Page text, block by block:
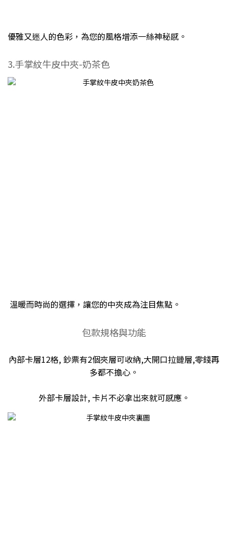
優雅又迷人的色彩，為您的風格增添一絲神秘感。
3.手掌紋牛皮中夾-奶茶色
溫暖而時尚的選擇，讓您的中夾成為注目焦點。
包款規格與功能
內部卡層12格, 鈔票有2個夾層可收納,大開口拉鏈層,零錢再
多都不擔心。
外部卡層設計, 卡片不必拿出來就可感應。